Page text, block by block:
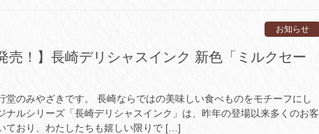
お知らせ
売！】長崎デリシャスインク 新色「ミルクセー
堂のみやざきです。 長崎ならではの美味しい食べものをモチーフにし
ナルシリーズ「長崎デリシャスインク」は、昨年の登場以来多くのお客
ており、わたしたちも嬉しい限りで […]